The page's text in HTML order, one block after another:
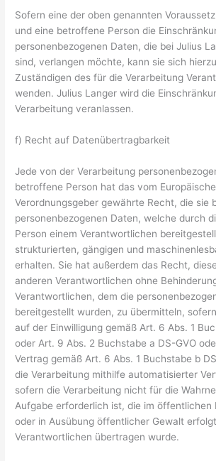
Sofern eine der oben genannten
und eine betroffene Person die
personenbezogenen Daten, die bei Julius
sind, verlangen möchte, kann sie sich
Zuständigen des für die Verarbeitung
wenden. Julius Langer wird die
Verarbeitung veranlassen.
f) Recht auf Datenübertragbarkeit
Jede von der Verarbeitung
betroffene Person hat das vom
Verordnungsgeber gewährte Recht, die sie
personenbezogenen Daten, welche durch
Person einem Verantwortlichen
strukturierten, gängigen und
erhalten. Sie hat außerdem das Recht,
anderen Verantwortlichen ohne
Verantwortlichen, dem die
bereitgestellt wurden, zu übermitteln,
auf der Einwilligung gemäß Art. 6 Abs. 1
oder Art. 9 Abs. 2 Buchstabe a DS-GVO
Vertrag gemäß Art. 6 Abs. 1 Buchstabe b
die Verarbeitung mithilfe automatisierter
sofern die Verarbeitung nicht für die
Aufgabe erforderlich ist, die im öffentlichen
oder in Ausübung öffentlicher Gewalt
Verantwortlichen übertragen wurde.